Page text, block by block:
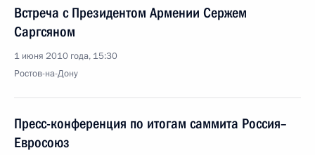
Встреча с Президентом Армении Сержем
Саргсяном
1 июня 2010 года, 15:30
Ростов-на-Дону
Пресс-конференция по итогам саммита Россия–
Евросоюз